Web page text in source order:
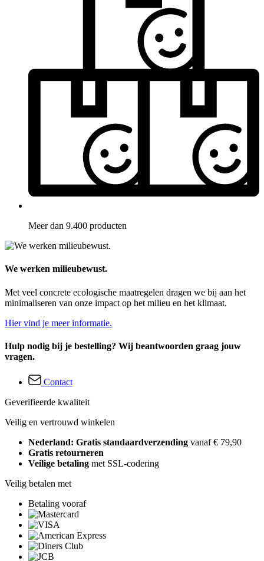
Meer dan 9.400 producten
We werken milieubewust.
Met veel concrete ecologische maatregelen dragen we bij aan het
minimaliseren van onze impact op het milieu en het klimaat.
Hier vind je meer informatie.
Hulp nodig bij je bestelling? Wij beantwoorden graag jouw
vragen.
Contact
Geverifieerde kwaliteit
Veilig en vertrouwd winkelen
Nederland: Gratis standaardverzending vanaf € 79,90
Gratis retourneren
Veilige betaling met SSL-codering
Veilig betalen met
Betaling vooraf